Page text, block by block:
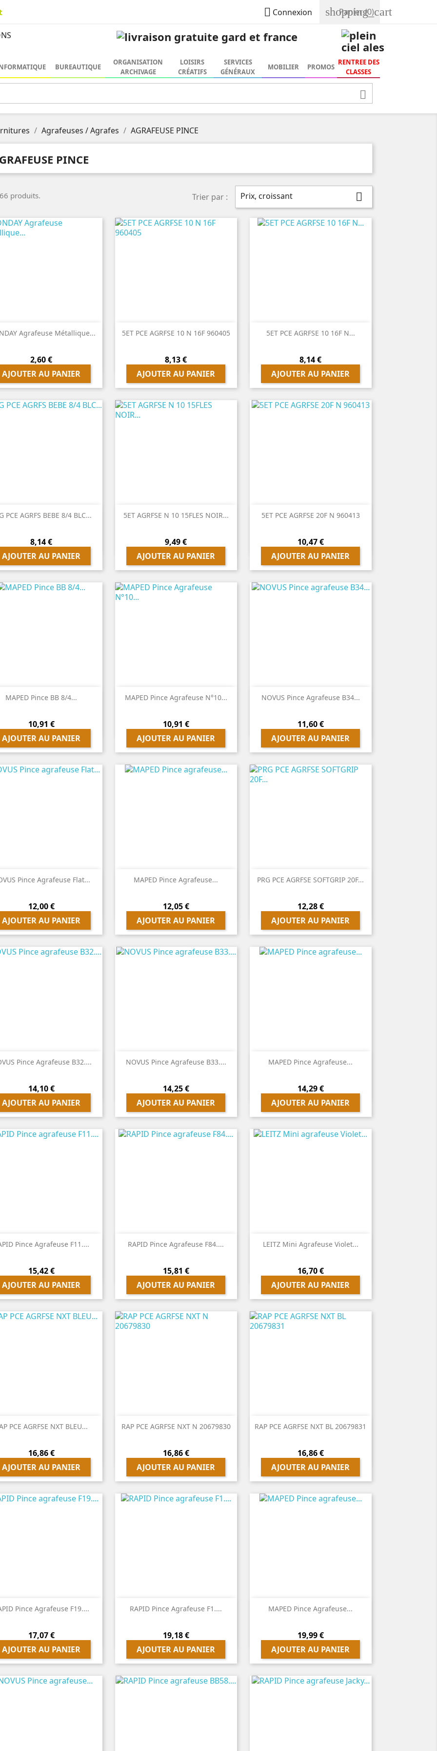
 Connexion shopping_cart
Panier(0)
BUREAUTIQUE
ORGANISATION
ARCHIVAGE
LOISIRS
CRÉATIFS
SERVICES
GÉNÉRAUX
MOBILIER PROMOS
RENTREE DES
CLASSES

Agrafeuses / Agrafes AGRAFEUSE PINCE
PINCE
produits. Trier par : Prix, croissant 
Agrafeuse Métallique...
Prix
2,60 €
AJOUTER AU PANIER
 Aperçu rapide 5ET PCE AGRFSE 10 N 16F 960405
Prix
8,13 €
AJOUTER AU PANIER
 Aperçu rapide 5ET PCE AGRFSE 10 16F N...
Prix
8,14 €
AJOUTER AU PANIER
 Aperçu rapide
PCE AGRFS BEBE 8/4 BLC...
Prix
8,14 €
AJOUTER AU PANIER
 Aperçu rapide 5ET AGRFSE N 10 15FLES NOIR...
Prix
9,49 €
AJOUTER AU PANIER
 Aperçu rapide 5ET PCE AGRFSE 20F N 960413
Prix
10,47 €
AJOUTER AU PANIER
 Aperçu rapide
MAPED Pince BB 8/4...
Prix
10,91 €
AJOUTER AU PANIER
 Aperçu rapide MAPED Pince Agrafeuse N°10...
Prix
10,91 €
AJOUTER AU PANIER
 Aperçu rapide NOVUS Pince Agrafeuse B34...
Prix
11,60 €
AJOUTER AU PANIER
 Aperçu rapide
Pince Agrafeuse Flat...
Prix
12,00 €
AJOUTER AU PANIER
 Aperçu rapide MAPED Pince Agrafeuse...
Prix
12,05 €
AJOUTER AU PANIER
 Aperçu rapide PRG PCE AGRFSE SOFTGRIP 20F...
Prix
12,28 €
AJOUTER AU PANIER
 Aperçu rapide
Pince Agrafeuse B32....
Prix
14,10 €
AJOUTER AU PANIER
 Aperçu rapide NOVUS Pince Agrafeuse B33....
Prix
14,25 €
AJOUTER AU PANIER
 Aperçu rapide MAPED Pince Agrafeuse...
Prix
14,29 €
AJOUTER AU PANIER
 Aperçu rapide
Pince Agrafeuse F11....
Prix
15,42 €
AJOUTER AU PANIER
 Aperçu rapide RAPID Pince Agrafeuse F84....
Prix
15,81 €
AJOUTER AU PANIER
 Aperçu rapide LEITZ Mini Agrafeuse Violet...
Prix
16,70 €
AJOUTER AU PANIER
 Aperçu rapide
PCE AGRFSE NXT BLEU...
Prix
16,86 €
AJOUTER AU PANIER
 Aperçu rapide RAP PCE AGRFSE NXT N 20679830
Prix
16,86 €
AJOUTER AU PANIER
 Aperçu rapide RAP PCE AGRFSE NXT BL 20679831
Prix
16,86 €
AJOUTER AU PANIER
 Aperçu rapide
Pince Agrafeuse F19....
Prix
17,07 €
AJOUTER AU PANIER
 Aperçu rapide RAPID Pince Agrafeuse F1....
Prix
19,18 €
AJOUTER AU PANIER
 Aperçu rapide MAPED Pince Agrafeuse...
Prix
19,99 €
AJOUTER AU PANIER
 Aperçu rapide